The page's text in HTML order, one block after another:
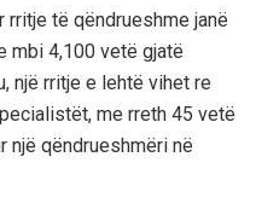
rritje të qëndrueshme janë
mbi 4,100 vetë gjatë
një rritje e lehtë vihet re
me rreth 45 vetë
një qëndrueshmëri në